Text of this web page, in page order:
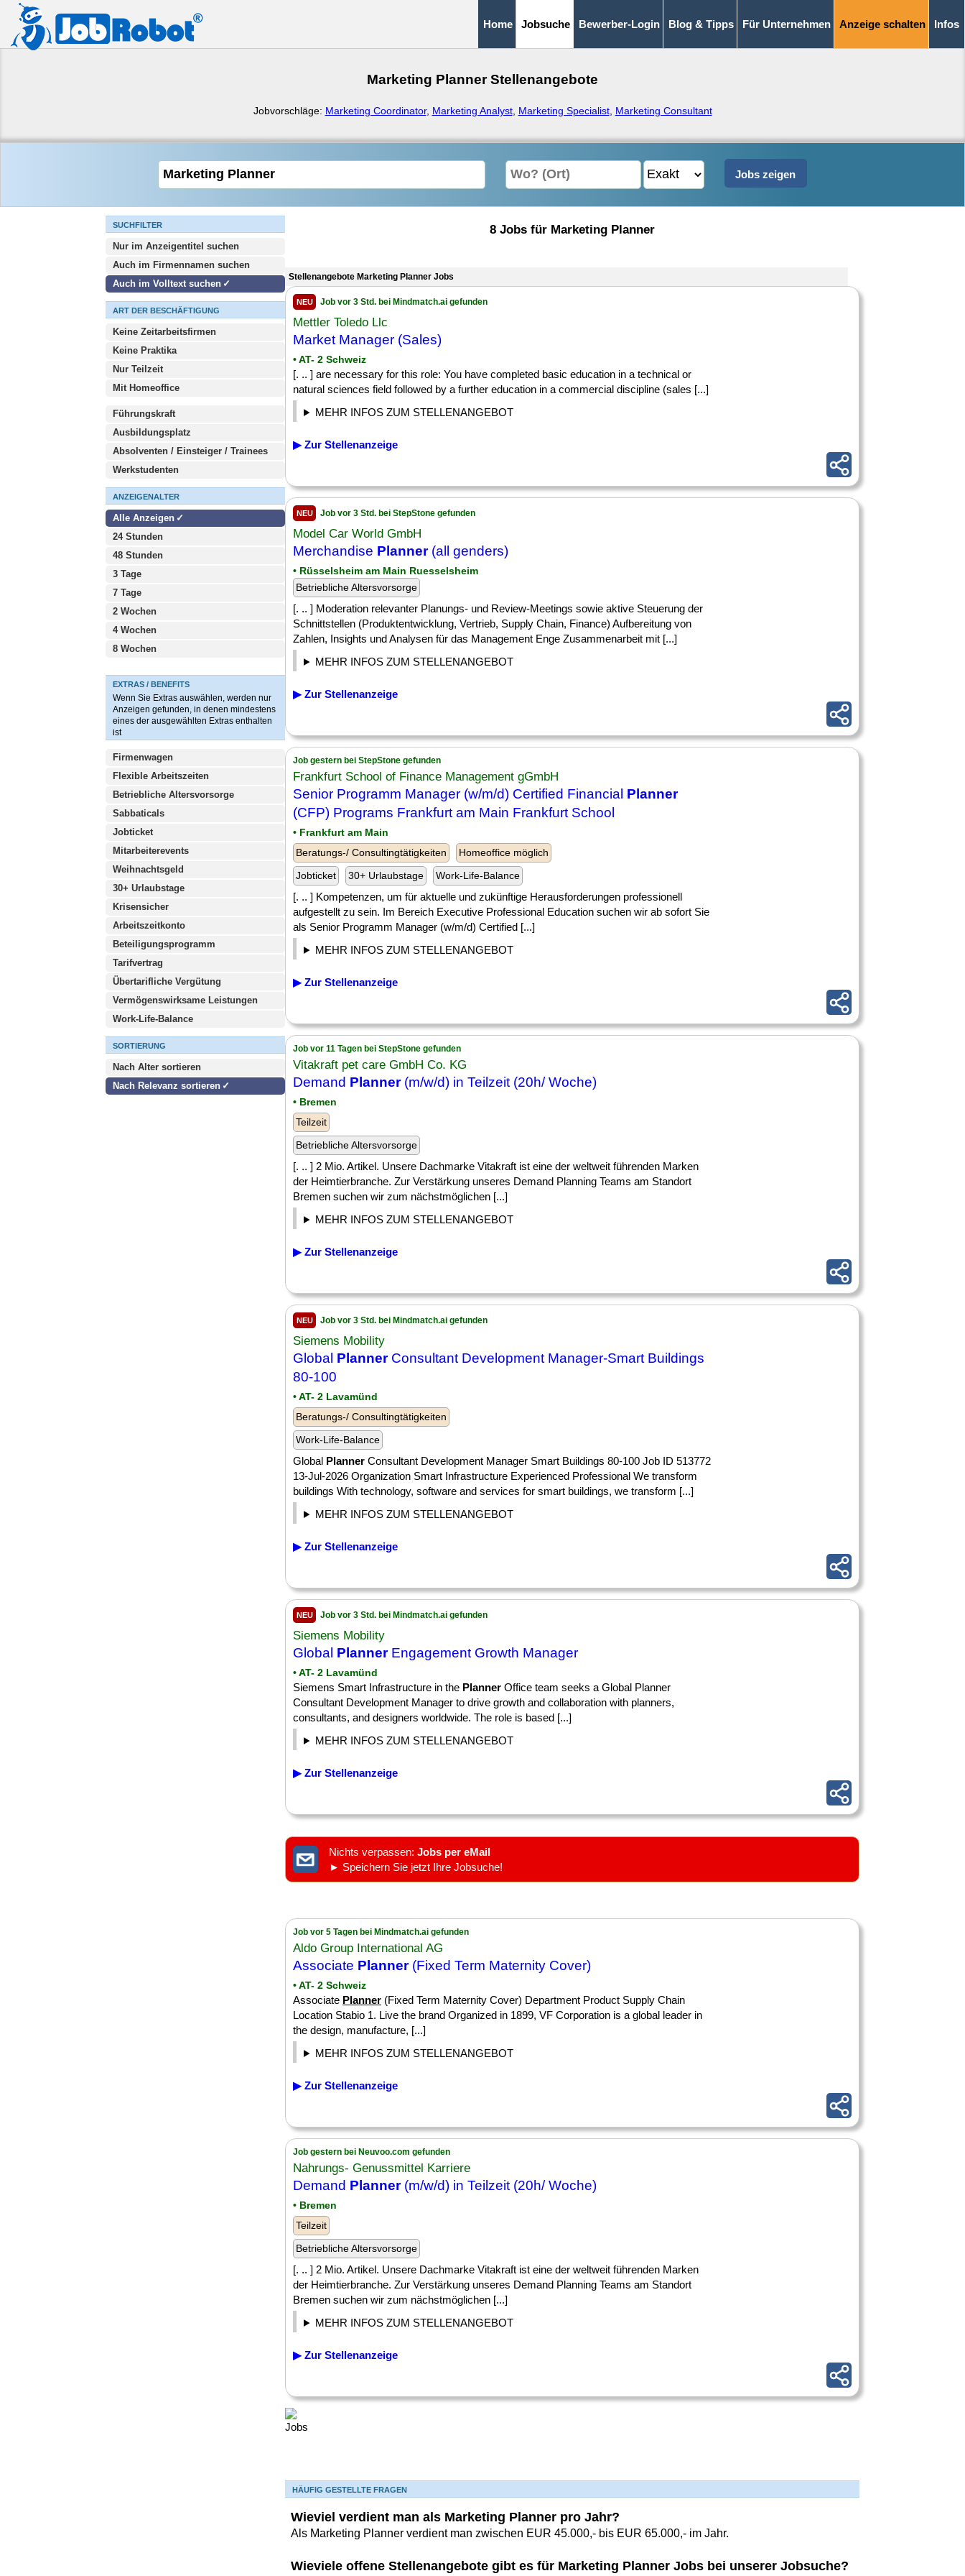
Home Jobsuche Bewerber-Login Blog & Tipps Für Unternehmen Anzeige schalten Infos
Marketing Planner Stellenangebote
Jobvorschläge: Marketing Coordinator, Marketing Analyst, Marketing Specialist, Marketing Consultant
SUCHFILTER
Nur im Anzeigentitel suchen
Auch im Firmennamen suchen
Auch im Volltext suchen
ART DER BESCHÄFTIGUNG
Keine Zeitarbeitsfirmen
Keine Praktika
Nur Teilzeit
Mit Homeoffice
Führungskraft
Ausbildungsplatz
Absolventen / Einsteiger / Trainees
Werkstudenten
ANZEIGENALTER
Alle Anzeigen
24 Stunden
48 Stunden
3 Tage
7 Tage
2 Wochen
4 Wochen
8 Wochen
EXTRAS / BENEFITS
Wenn Sie Extras auswählen, werden nur
Anzeigen gefunden, in denen mindestens
eines der ausgewählten Extras enthalten
ist
Firmenwagen
Flexible Arbeitszeiten
Betriebliche Altersvorsorge
Sabbaticals
Jobticket
Mitarbeiterevents
Weihnachtsgeld
30+ Urlaubstage
Krisensicher
Arbeitszeitkonto
Beteiligungsprogramm
Tarifvertrag
Übertarifliche Vergütung
Vermögenswirksame Leistungen
Work-Life-Balance
SORTIERUNG
Nach Alter sortieren
Nach Relevanz sortieren
8 Jobs für Marketing Planner
Stellenangebote Marketing Planner Jobs
NEU Job vor 3 Std. bei Mindmatch.ai gefunden
Mettler Toledo Llc
Market Manager (Sales)
• AT- 2 Schweiz
[. .. ] are necessary for this role: You have completed basic education in a technical or
natural sciences field followed by a further education in a commercial discipline (sales [...]
MEHR INFOS ZUM STELLENANGEBOT
▶ Zur Stellenanzeige
NEU Job vor 3 Std. bei StepStone gefunden
Model Car World GmbH
Merchandise Planner(all genders)
• Rüsselsheim am Main Ruesselsheim
Betriebliche Altersvorsorge
[. .. ] Moderation relevanter Planungs- und Review-Meetings sowie aktive Steuerung der
Schnittstellen (Produktentwicklung, Vertrieb, Supply Chain, Finance) Aufbereitung von
Zahlen, Insights und Analysen für das Management Enge Zusammenarbeit mit [...]
MEHR INFOS ZUM STELLENANGEBOT
▶ Zur Stellenanzeige
Job gestern bei StepStone gefunden
Frankfurt School of Finance Management gGmbH
Senior Programm Manager (w/m/d) Certified Financial Planner
(CFP) Programs Frankfurt am Main Frankfurt School
• Frankfurt am Main
Beratungs-/ Consultingtätigkeiten
Homeoffice möglich
Jobticket
30+ Urlaubstage Work-Life-Balance
[. .. ] Kompetenzen, um für aktuelle und zukünftige Herausforderungen professionell
aufgestellt zu sein. Im Bereich Executive Professional Education suchen wir ab sofort Sie
als Senior Programm Manager (w/m/d) Certified [...]
MEHR INFOS ZUM STELLENANGEBOT
▶ Zur Stellenanzeige
Job vor 11 Tagen bei StepStone gefunden
Vitakraft pet care GmbH Co. KG
Demand Planner(m/w/d) in Teilzeit (20h/ Woche)
• Bremen
Teilzeit
Betriebliche Altersvorsorge
[. .. ] 2 Mio. Artikel. Unsere Dachmarke Vitakraft ist eine der weltweit führenden Marken
der Heimtierbranche. Zur Verstärkung unseres Demand Planning Teams am Standort
Bremen suchen wir zum nächstmöglichen [...]
MEHR INFOS ZUM STELLENANGEBOT
▶ Zur Stellenanzeige
NEU Job vor 3 Std. bei Mindmatch.ai gefunden
Siemens Mobility
Global PlannerConsultant Development Manager-Smart Buildings
80-100
• AT- 2 Lavamünd
Beratungs-/ Consultingtätigkeiten
Work-Life-Balance
Global Planner Consultant Development Manager Smart Buildings 80-100 Job ID 513772
13-Jul-2026 Organization Smart Infrastructure Experienced Professional We transform
buildings With technology, software and services for smart buildings, we transform [...]
MEHR INFOS ZUM STELLENANGEBOT
▶ Zur Stellenanzeige
NEU Job vor 3 Std. bei Mindmatch.ai gefunden
Siemens Mobility
Global PlannerEngagement Growth Manager
• AT- 2 Lavamünd
Siemens Smart Infrastructure in the Planner Office team seeks a Global Planner
Consultant Development Manager to drive growth and collaboration with planners,
consultants, and designers worldwide. The role is based [...]
MEHR INFOS ZUM STELLENANGEBOT
▶ Zur Stellenanzeige
Nichts verpassen: Jobs per eMail
► Speichern Sie jetzt Ihre Jobsuche!
Job vor 5 Tagen bei Mindmatch.ai gefunden
Aldo Group International AG
Associate Planner(Fixed Term Maternity Cover)
• AT- 2 Schweiz
Associate Planner (Fixed Term Maternity Cover) Department Product Supply Chain
Location Stabio 1. Live the brand Organized in 1899, VF Corporation is a global leader in
the design, manufacture, [...]
MEHR INFOS ZUM STELLENANGEBOT
▶ Zur Stellenanzeige
Job gestern bei Neuvoo.com gefunden
Nahrungs- Genussmittel Karriere
Demand Planner(m/w/d) in Teilzeit (20h/ Woche)
• Bremen
Teilzeit
Betriebliche Altersvorsorge
[. .. ] 2 Mio. Artikel. Unsere Dachmarke Vitakraft ist eine der weltweit führenden Marken
der Heimtierbranche. Zur Verstärkung unseres Demand Planning Teams am Standort
Bremen suchen wir zum nächstmöglichen [...]
MEHR INFOS ZUM STELLENANGEBOT
▶ Zur Stellenanzeige
HÄUFIG GESTELLTE FRAGEN
Wieviel verdient man als Marketing Planner pro Jahr?
Als Marketing Planner verdient man zwischen EUR 45.000,- bis EUR 65.000,- im Jahr.
Wieviele offene Stellenangebote gibt es für Marketing Planner Jobs bei unserer Jobsuche?